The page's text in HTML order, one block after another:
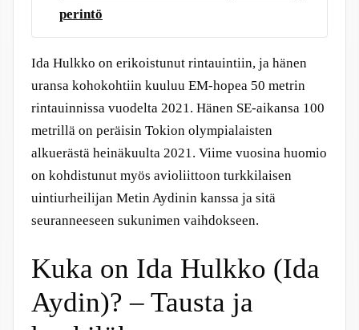
perintö
Ida Hulkko on erikoistunut rintauintiin, ja hänen
uransa kohokohtiin kuuluu EM-hopea 50 metrin
rintauinnissa vuodelta 2021. Hänen SE-aikansa 100
metrillä on peräisin Tokion olympialaisten
alkuerästä heinäkuulta 2021. Viime vuosina huomio
on kohdistunut myös avioliittoon turkkilaisen
uintiurheilijan Metin Aydinin kanssa ja sitä
seuranneeseen sukunimen vaihdokseen.
Kuka on Ida Hulkko (Ida
Aydin)? – Tausta ja